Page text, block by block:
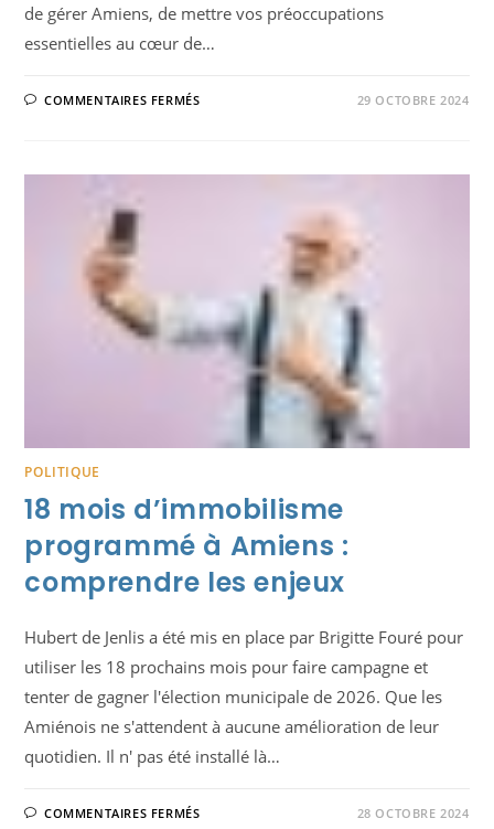
de gérer Amiens, de mettre vos préoccupations
essentielles au cœur de…
COMMENTAIRES FERMÉSSUR
COEUR
PROCHAINS
29 OCTOBRE 2024
POLITIQUE
18 mois d’immobilisme
programmé à Amiens :
comprendre les enjeux
Hubert de Jenlis a été mis en place par Brigitte Fouré pour
utiliser les 18 prochains mois pour faire campagne et
tenter de gagner l'élection municipale de 2026. Que les
Amiénois ne s'attendent à aucune amélioration de leur
quotidien. Il n' pas été installé là…
COMMENTAIRES FERMÉSSUR 28 OCTOBRE 2024